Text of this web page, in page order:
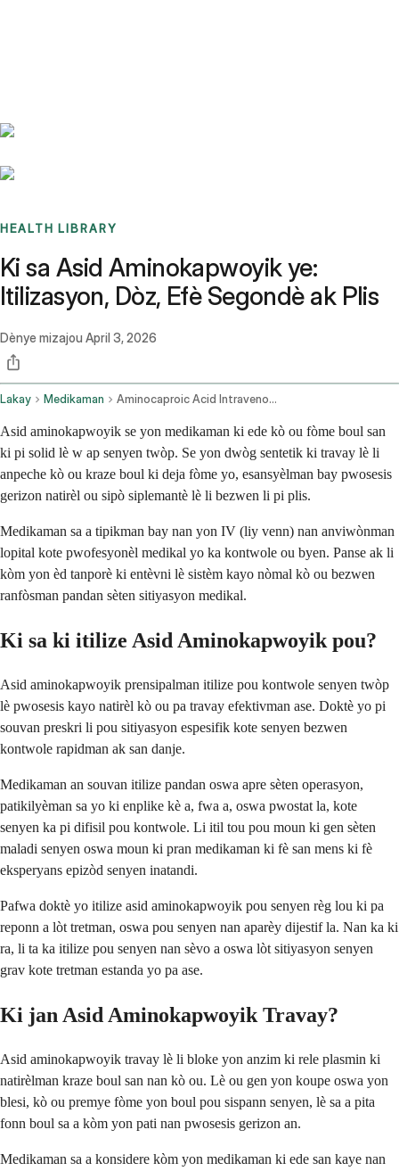
HEALTH LIBRARY
Ki sa Asid Aminokapwoyik ye:
Itilizasyon, Dòz, Efè Segondè ak Plis
Dènye mizajou April 3, 2026
Lakay Medikaman Aminocaproic Acid Intravenous Route
Asid aminokapwoyik se yon medikaman ki ede kò ou fòme boul san
ki pi solid lè w ap senyen twòp. Se yon dwòg sentetik ki travay lè li
anpeche kò ou kraze boul ki deja fòme yo, esansyèlman bay pwosesis
gerizon natirèl ou sipò siplemantè lè li bezwen li pi plis.
Medikaman sa a tipikman bay nan yon IV (liy venn) nan anviwònman
lopital kote pwofesyonèl medikal yo ka kontwole ou byen. Panse ak li
kòm yon èd tanporè ki entèvni lè sistèm kayo nòmal kò ou bezwen
ranfòsman pandan sèten sitiyasyon medikal.
Ki sa ki itilize Asid Aminokapwoyik pou?
Asid aminokapwoyik prensipalman itilize pou kontwole senyen twòp
lè pwosesis kayo natirèl kò ou pa travay efektivman ase. Doktè yo pi
souvan preskri li pou sitiyasyon espesifik kote senyen bezwen
kontwole rapidman ak san danje.
Medikaman an souvan itilize pandan oswa apre sèten operasyon,
patikilyèman sa yo ki enplike kè a, fwa a, oswa pwostat la, kote
senyen ka pi difisil pou kontwole. Li itil tou pou moun ki gen sèten
maladi senyen oswa moun ki pran medikaman ki fè san mens ki fè
eksperyans epizòd senyen inatandi.
Pafwa doktè yo itilize asid aminokapwoyik pou senyen règ lou ki pa
reponn a lòt tretman, oswa pou senyen nan aparèy dijestif la. Nan ka ki
ra, li ta ka itilize pou senyen nan sèvo a oswa lòt sitiyasyon senyen
grav kote tretman estanda yo pa ase.
Ki jan Asid Aminokapwoyik Travay?
Asid aminokapwoyik travay lè li bloke yon anzim ki rele plasmin ki
natirèlman kraze boul san nan kò ou. Lè ou gen yon koupe oswa yon
blesi, kò ou premye fòme yon boul pou sispann senyen, lè sa a pita
fonn boul sa a kòm yon pati nan pwosesis gerizon an.
Medikaman sa a konsidere kòm yon medikaman ki ede san kaye nan